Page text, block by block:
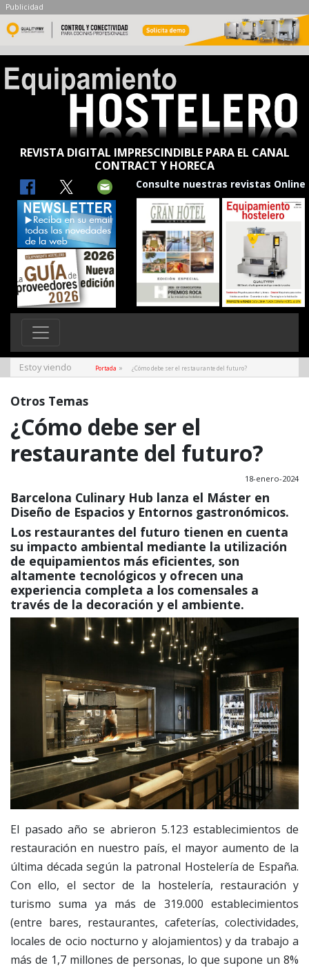
Publicidad
REVISTA DIGITAL IMPRESCINDIBLE PARA EL CANAL
CONTRACT Y HORECA
Consulte nuestras revistas Online
Estoy viendo Portada » ¿Cómo debe ser el restaurante del futuro?
Otros Temas
¿Cómo debe ser el
restaurante del futuro?
18-enero-2024
Barcelona Culinary Hub lanza el Máster en
Diseño de Espacios y Entornos gastronómicos.
Los restaurantes del futuro tienen en cuenta
su impacto ambiental mediante la utilización
de equipamientos más eficientes, son
altamente tecnológicos y ofrecen una
experiencia completa a los comensales a
través de la decoración y el ambiente.
El pasado año se abrieron 5.123 establecimientos de
restauración en nuestro país, el mayor aumento de la
última década según la patronal Hostelería de España.
Con ello, el sector de la hostelería, restauración y
turismo suma ya más de 319.000 establecimientos
(entre bares, restaurantes, cafeterías, colectividades,
locales de ocio nocturno y alojamientos) y da trabajo a
más de 1,7 millones de personas, lo que supone un 8%